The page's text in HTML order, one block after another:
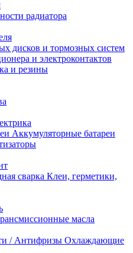
радиатора
дисков и тормозных систем
и электроконтактов
и резины
Аккумуляторные батареи
Клеи, герметики,
масла
Охлаждающие